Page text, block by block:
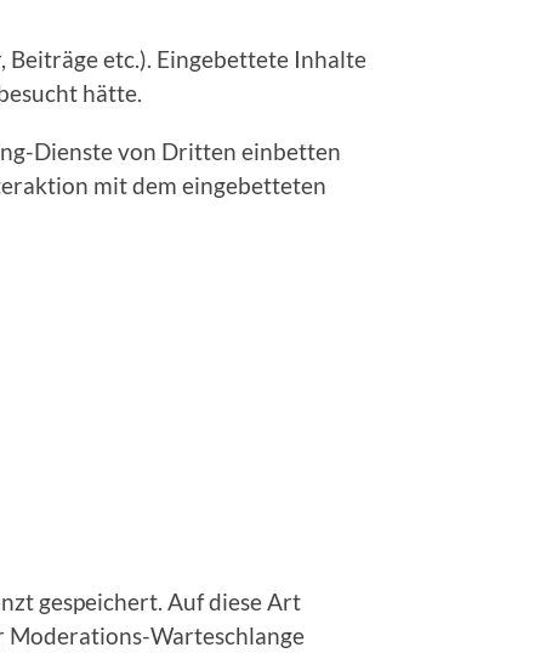
Beiträge etc.). Eingebettete Inhalte
hätte.
Dienste von Dritten einbetten
mit dem eingebetteten
gespeichert. Auf diese Art
Moderations-Warteschlange